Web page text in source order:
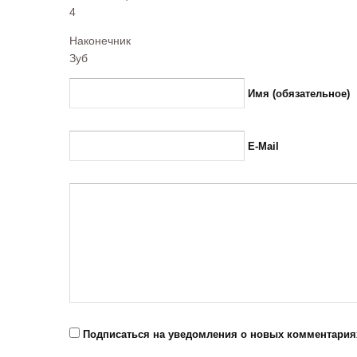
4
Наконечник
Зуб
Имя (обязательное)
E-Mail
Подписаться на уведомления о новых